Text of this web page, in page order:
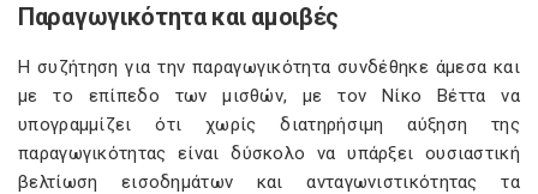
Παραγωγικότητα και αμοιβές
Η συζήτηση για την παραγωγικότητα συνδέθηκε άμεσα και
με το επίπεδο των μισθών, με τον Νίκο Βέττα να
υπογραμμίζει ότι χωρίς διατηρήσιμη αύξηση της
παραγωγικότητας είναι δύσκολο να υπάρξει ουσιαστική
βελτίωση εισοδημάτων και ανταγωνιστικότητας τα